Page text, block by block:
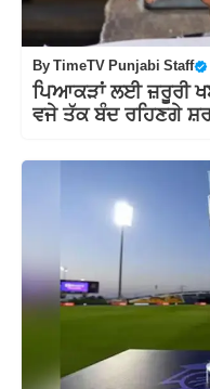
ByTimeTV Punjabi Staff
ਪਿਆਕੜਾਂ ਲਈ ਜ਼ਰੂਰੀ
ਵਜੇ ਤੱਕ ਬੰਦ ਰਹਿਣਗੇ